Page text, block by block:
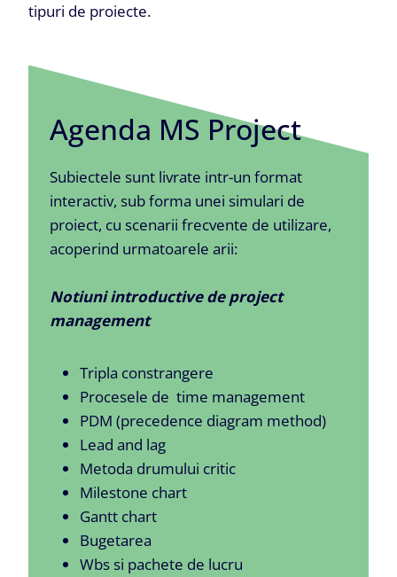
tipuri de proiecte.
Agenda MS Project
Subiectele sunt livrate intr-un format
interactiv, sub forma unei simulari de
proiect, cu scenarii frecvente de utilizare,
acoperind urmatoarele arii:
Notiuni introductive de project
management
Tripla constrangere
Procesele de time management
PDM (precedence diagram method)
Lead and lag
Metoda drumului critic
Milestone chart
Gantt chart
Bugetarea
Wbs si pachete de lucru